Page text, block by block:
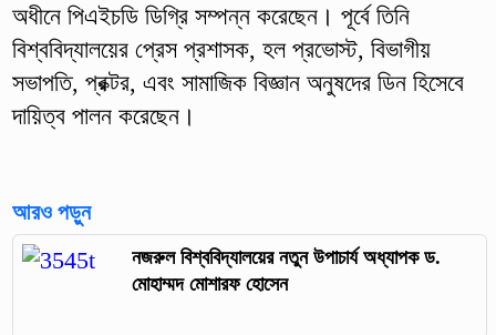
অধীনে পিএইচডি ডিগ্রি সম্পন্ন করেছেন। পূর্বে তিনি
বিশ্ববিদ্যালয়ের প্রেস প্রশাসক, হল প্রভোস্ট, বিভাগীয়
সভাপতি, প্রক্টর, এবং সামাজিক বিজ্ঞান অনুষদের ডিন হিসেবে
দায়িত্ব পালন করেছেন।
আরও পড়ুন
নজরুল বিশ্ববিদ্যালয়ের নতুন উপাচার্য অধ্যাপক ড.
মোহাম্মদ মোশারফ হোসেন